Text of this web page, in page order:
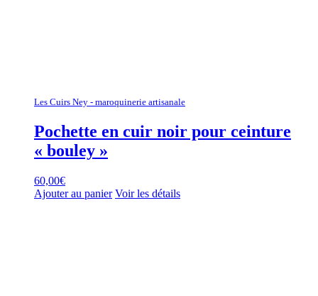
Les Cuirs Ney - maroquinerie artisanale
Pochette en cuir noir pour ceinture
« bouley »
60,00€
Ajouter au panier Voir les détails